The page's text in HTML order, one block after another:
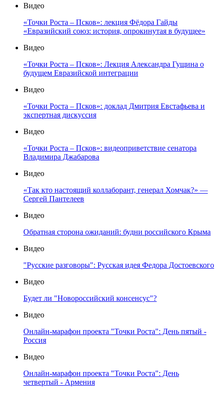
Видео
«Точки Роста – Псков»: лекция Фёдора Гайды
«Евразийский союз: история, опрокинутая в будущее»
Видео
«Точки Роста – Псков»: Лекция Александра Гущина о
будущем Евразийской интеграции
Видео
«Точки Роста – Псков»: доклад Дмитрия Евстафьева и
экспертная дискуссия
Видео
«Точки Роста – Псков»: видеоприветствие сенатора
Владимира Джабарова
Видео
«Так кто настоящий коллаборант, генерал Хомчак?» —
Сергей Пантелеев
Видео
Обратная сторона ожиданий: будни российского Крыма
Видео
"Русские разговоры": Русская идея Федора Достоевского
Видео
Будет ли "Новороссийский консенсус"?
Видео
Онлайн-марафон проекта "Точки Роста": День пятый -
Россия
Видео
Онлайн-марафон проекта "Точки Роста": День
четвертый - Армения